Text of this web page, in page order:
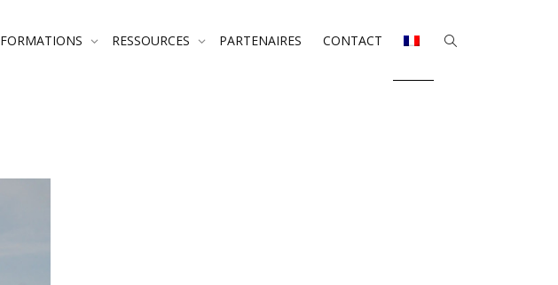
FORMATIONS RESSOURCES PARTENAIRES CONTACT